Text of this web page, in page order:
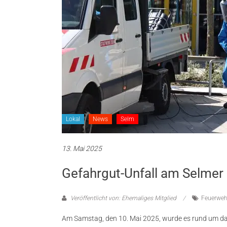
Lokal News Selm
13. Mai 2025
Gefahrgut-Unfall am
Veröffentlicht von: Ehemaliges Mitglied
Am Samstag, den 10. Mai 2025, wurde es rund um